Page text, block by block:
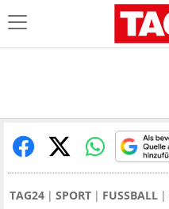
TAG24 SPORT FUSSBALL